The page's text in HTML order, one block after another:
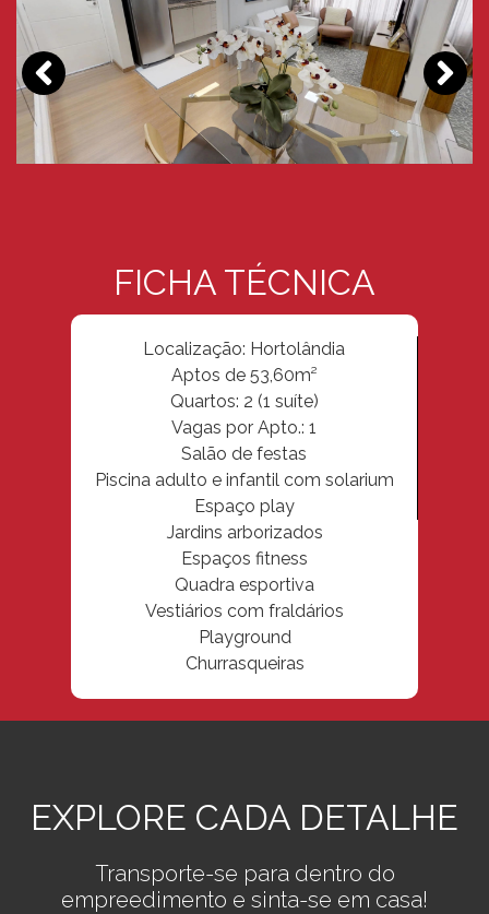
FICHA TÉCNICA
Localização: Hortolândia
Aptos de 53,60m²
Quartos: 2 (1 suíte)
Vagas por Apto.: 1
Salão de festas
Piscina adulto e infantil com solarium
Espaço play
Jardins arborizados
Espaços fitness
Quadra esportiva
Vestiários com fraldários
Playground
Churrasqueiras
EXPLORE CADA DETALHE
Transporte-se para dentro do
empreedimento e sinta-se em casa!